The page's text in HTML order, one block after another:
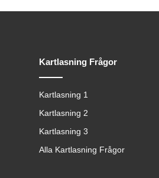
Kartlasning Frågor
Kartlasning 1
Kartlasning 2
Kartlasning 3
Alla Kartlasning Frågor